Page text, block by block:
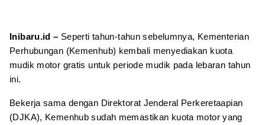
Inibaru.id – Seperti tahun-tahun sebelumnya, Kementerian
Perhubungan (Kemenhub) kembali menyediakan kuota
mudik motor gratis untuk periode mudik pada lebaran tahun
ini.
Bekerja sama dengan Direktorat Jenderal Perkeretaapian
(DJKA), Kemenhub sudah memastikan kuota motor yang